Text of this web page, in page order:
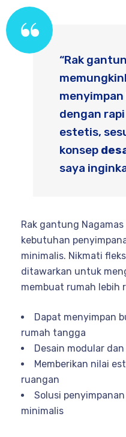
“Rak
dengan
estetis,
konsep
saya
Rak gantung
kebutuhan
minimalis. Nikmati
ditawarkan untuk
membuat rumah lebih
Dapat menyimpan
rumah tangga
Desain modular
Memberikan nilai
ruangan
Solusi
minimalis